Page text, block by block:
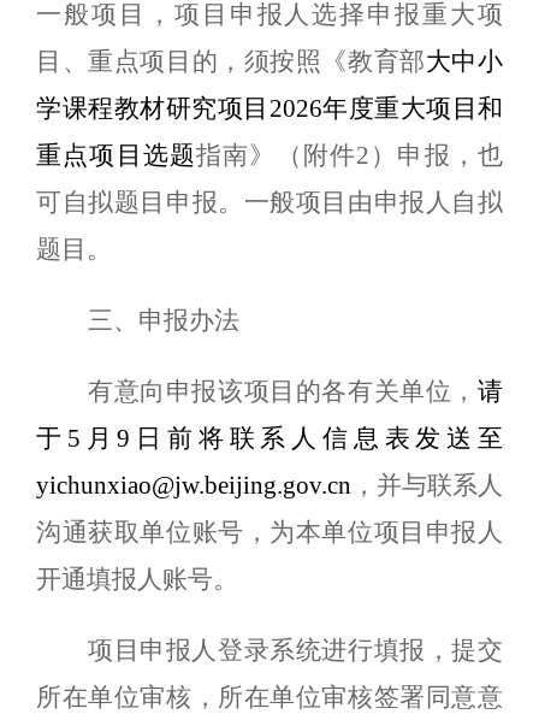
一般项目，项目申报人选择申报重大项
目、重点项目的，须按照《教育部大中小
学课程教材研究项目2026年度重大项目和
重点项目选题指南》（附件2）申报，也
可自拟题目申报。一般项目由申报人自拟
题目。
三、申报办法
有意向申报该项目的各有关单位， 请
于5月9日前将联系人信息表发送至
yichunxiao@jw.beijing.gov.cn ，并与联系人
沟通获取单位账号，为本单位项目申报人
开通填报人账号。
项目申报人登录系统进行填报，提交
所在单位审核，所在单位审核签署同意意